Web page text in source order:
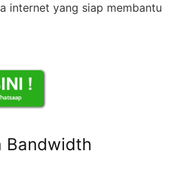
internet yang siap membantu
Bandwidth